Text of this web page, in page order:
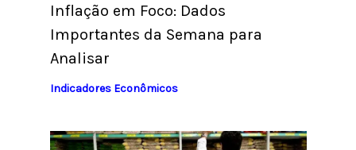
Inflação em Foco: Dados
Importantes da Semana para
Analisar
Indicadores Econômicos